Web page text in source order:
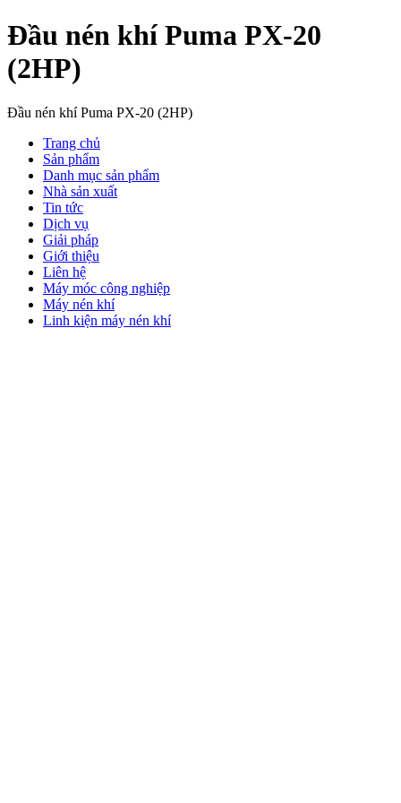
Đầu nén khí Puma PX-20
(2HP)
Đầu nén khí Puma PX-20 (2HP)
Trang chủ
Sản phẩm
Danh mục sản phẩm
Nhà sản xuất
Tin tức
Dịch vụ
Giải pháp
Giới thiệu
Liên hệ
Máy móc công nghiệp
Máy nén khí
Linh kiện máy nén khí